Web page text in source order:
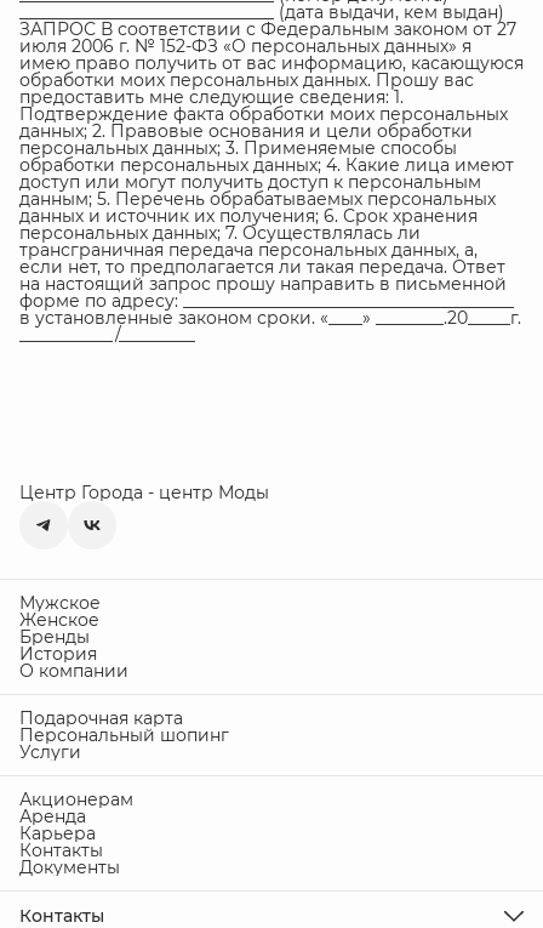
______________________________ (дата выдачи, кем выдан)
ЗАПРОС В соответствии с Федеральным законом от 27
июля 2006 г. № 152-ФЗ «О персональных данных» я
имею право получить от вас информацию, касающуюся
обработки моих персональных данных. Прошу вас
предоставить мне следующие сведения: 1.
Подтверждение факта обработки моих персональных
данных; 2. Правовые основания и цели обработки
персональных данных; 3. Применяемые способы
обработки персональных данных; 4. Какие лица имеют
доступ или могут получить доступ к персональным
данным; 5. Перечень обрабатываемых персональных
данных и источник их получения; 6. Срок хранения
персональных данных; 7. Осуществлялась ли
трансграничная передача персональных данных, а,
если нет, то предполагается ли такая передача. Ответ
на настоящий запрос прошу направить в письменной
форме по адресу: _______________________________________
в установленные законом сроки. «____» ________.20_____г.
___________/_________
Центр Города - центр Моды
Мужское
Женское
Бренды
История
О компании
Подарочная карта
Персональный шопинг
Услуги
Акционерам
Аренда
Карьера
Контакты
Документы
Контакты